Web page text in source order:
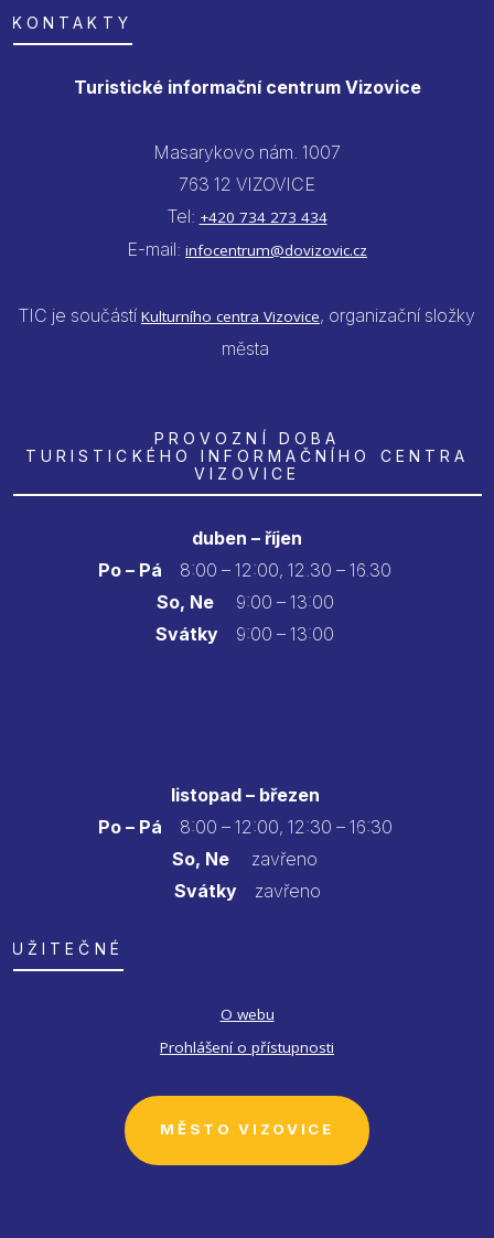
KONTAKTY
Turistické informační centrum Vizovice
Masarykovo nám. 1007
763 12 VIZOVICE
Tel: +420 734 273 434
E-mail: infocentrum@dovizovic.cz
TIC je součástí Kulturního centra Vizovice, organizační složky
města
PROVOZNÍ DOBA
TURISTICKÉHO INFORMAČNÍHO CENTRA
VIZOVICE
duben – říjen
Po – Pá
8:00 – 12:00, 12.30 – 16.30
So, Ne9:00 – 13:00
Svátky 9:00 – 13:00
listopad – březen
Po – Pá 8:00 – 12:00, 12:30 – 16:30
So, Ne zavřeno
Svátkyzavřeno
UŽITEČNÉ
O webu
Prohlášení o přístupnosti
MĚSTO VIZOVICE